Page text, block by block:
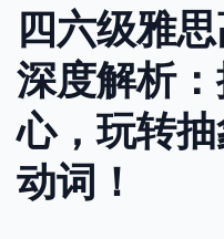
四六级雅思
深度解析
心，玩转
动词！